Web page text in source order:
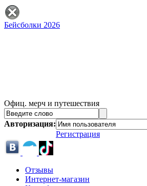
Бейсболки 2026
Офиц. мерч и путешествия
Авторизация:
Регистрация
Отзывы
Интернет-магазин